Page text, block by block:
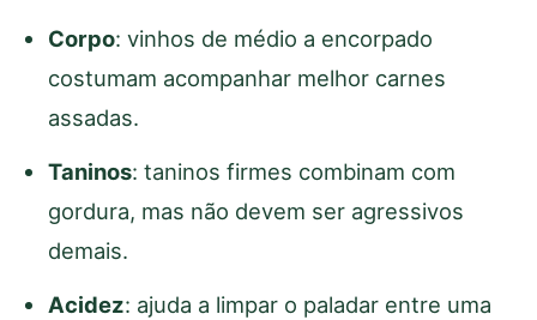
Corpo: vinhos de médio a encorpado
costumam acompanhar melhor carnes
assadas.
Taninos: taninos firmes combinam com
gordura, mas não devem ser agressivos
demais.
Acidez: ajuda a limpar o paladar entre uma